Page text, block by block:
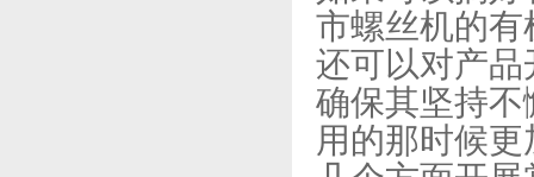
市螺丝机的
还可以对产
确保其坚持
用的那时候